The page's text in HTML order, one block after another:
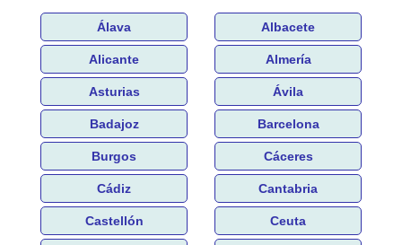
Álava Albacete
Alicante Almería
Asturias Ávila
Badajoz Barcelona
Burgos Cáceres
Cádiz Cantabria
Castellón Ceuta